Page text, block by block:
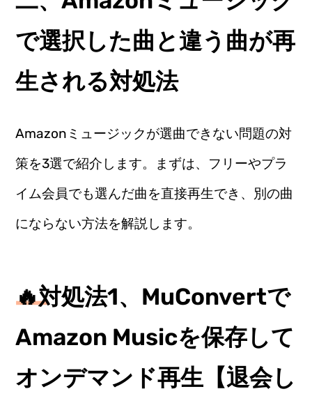
で選択した曲と違う曲が再
生される対処法
Amazonミュージックが選曲できない問題の対
策を3選で紹介します。まずは、フリーやプラ
イム会員でも選んだ曲を直接再生でき、別の曲
にならない方法を解説します。
🔥対処法1、MuConvertで
Amazon Musicを保存して
オンデマンド再生【退会し